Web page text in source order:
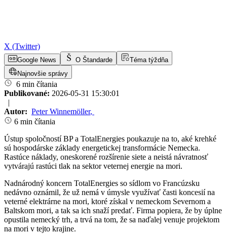
X (Twitter)
Google News O Štandarde
Téma týždňa
Najnovšie správy
6 min čítania
Publikované: 2026-05-31 15:30:01
|
Autor: Peter Winnemöller,
6 min čítania
Ústup spoločností BP a TotalEnergies poukazuje na to, aké krehké
sú hospodárske základy energetickej transformácie Nemecka.
Rastúce náklady, oneskorené rozšírenie siete a neistá návratnosť
vytvárajú rastúci tlak na sektor veternej energie na mori.
Nadnárodný koncern TotalEnergies so sídlom vo Francúzsku
nedávno oznámil, že už nemá v úmysle využívať časti koncesií na
veterné elektrárne na mori, ktoré získal v nemeckom Severnom a
Baltskom mori, a tak sa ich snaží predať. Firma popiera, že by úplne
opustila nemecký trh, a trvá na tom, že sa naďalej venuje projektom
na mori v tejto krajine.